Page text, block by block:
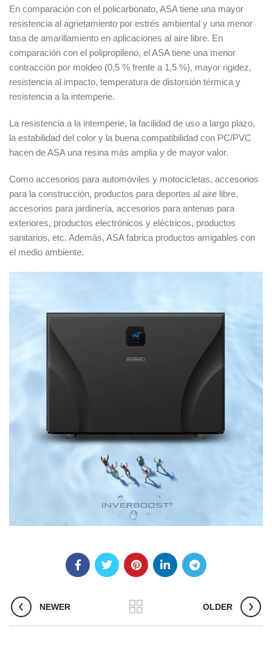
En comparación con el policarbonato, ASA tiene una mayor
resistencia al agrietamiento por estrés ambiental y una menor
tasa de amarillamiento en aplicaciones al aire libre. En
comparación con el polipropileno, el ASA tiene una menor
contracción por moldeo (0,5 % frente a 1,5 %), mayor rigidez,
resistencia al impacto, temperatura de distorsión térmica y
resistencia a la intemperie.
La resistencia a la intemperie, la facilidad de uso a largo plazo,
la estabilidad del color y la buena compatibilidad con PC/PVC
hacen de ASA una resina más amplia y de mayor valor.
Como accesorios para automóviles y motocicletas, accesorios
para la construcción, productos para deportes al aire libre,
accesorios para jardinería, accesorios para antenas para
exteriores, productos electrónicos y eléctricos, productos
sanitarios, etc. Además, ASA fabrica productos amigables con
el medio ambiente.
NEWER OLDER